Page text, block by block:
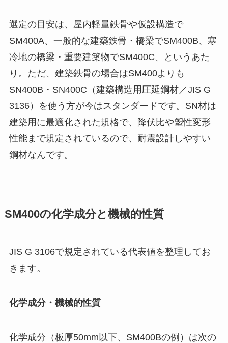
選定の目安は、屋内軽量鉄骨や仮設構造で
SM400A、一般的な建築鉄骨・橋梁でSM400B、寒
冷地の橋梁・重要建築物でSM400C、というあた
り。ただ、建築鉄骨の場合はSM400よりも
SN400B・SN400C（建築構造用圧延鋼材／JIS G
3136）を使う方が今はスタンダードです。SN材は
建築用に最適化された規格で、降伏比や塑性変形
性能まで規定されているので、耐震設計しやすい
鋼材なんです。
SM400の化学成分と機械的性質
JIS G 3106で規定されている代表値を整理してお
きます。
化学成分・機械的性質
化学成分（板厚50mm以下、SM400Bの例）は次の